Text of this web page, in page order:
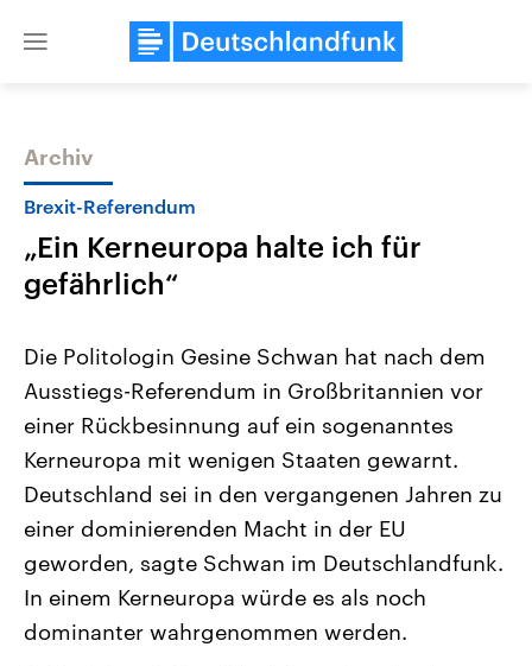
Close
Themen
Landtagswahl Sachsen-Anhalt
2026
Alle Informationen
Sachsen-Anhalt wählt am 6.
September 2026 einen neuen
Landtag. Seit 2021 wird das
Bundesland von einer Koalition aus
Umfragen, Prognosen,
Wahlprogramme, aktuelle Berichte
und Hintergründe zu den Parteien
und Kandidaten der anstehenden
Wahl.
Aktuelle Beiträge,
Hintergründe
Wirtschaftlich und
gehören die Vereinigten
den mächtigsten Ländern
mit großem Einfluss auf
Sendungen Programm Podcasts
Archiv
Brexit-Referendum
„Ein Kerneuropa halte ich für
gefährlich“
Die Politologin Gesine Schwan hat nach dem
Ausstiegs-Referendum in Großbritannien vor
einer Rückbesinnung auf ein sogenanntes
Kerneuropa mit wenigen Staaten gewarnt.
Deutschland sei in den vergangenen Jahren zu
einer dominierenden Macht in der EU
geworden, sagte Schwan im Deutschlandfunk.
In einem Kerneuropa würde es als noch
dominanter wahrgenommen werden.